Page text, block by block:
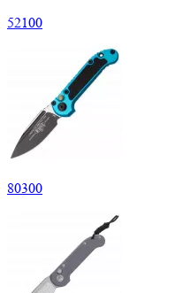
52100
80300